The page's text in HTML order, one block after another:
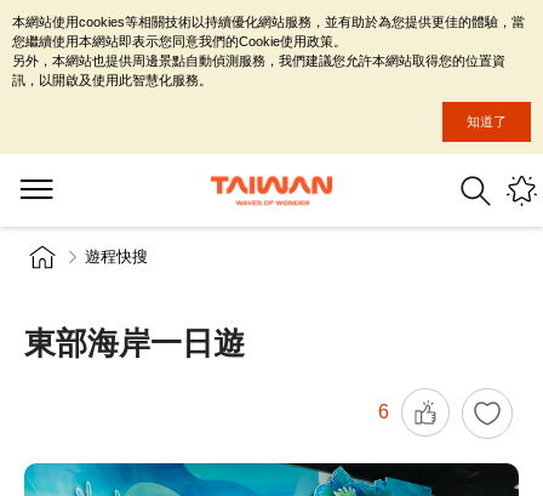
遊程快搜
東部海岸一日遊
6
本網站使用cookies等相關技術以持續優化網站服務，並有助於為您提供更佳的體驗，當
您繼續使用本網站即表示您同意我們的Cookie使用政策。
另外，本網站也提供周邊景點自動偵測服務，我們建議您允許本網站取得您的位置資
訊，以開啟及使用此智慧化服務。
知道了